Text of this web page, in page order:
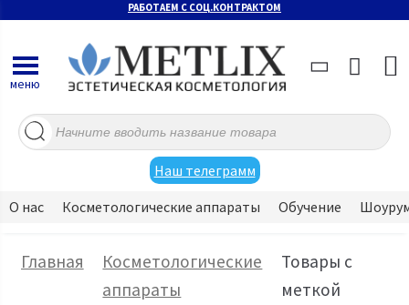
РАБОТАЕМ С СОЦ.КОНТРАКТОМ
Поиск
товаров
Наш телеграмм
меню
О нас Косметологические аппараты Обучение
Главная
Косметологические
аппараты
Товары с
меткой